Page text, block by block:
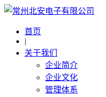
首页
|
关于我们
企业简介
企业文化
管理体系